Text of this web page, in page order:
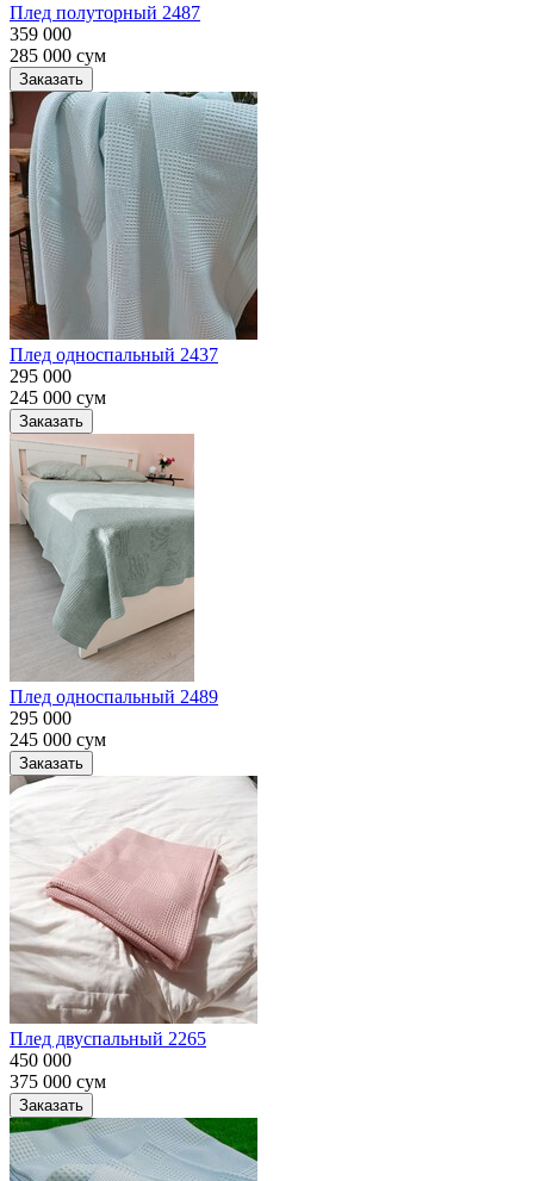
Плед полуторный 2487
359 000
285 000 сум
Заказать
Плед односпальный 2437
295 000
245 000 сум
Заказать
Плед односпальный 2489
295 000
245 000 сум
Заказать
Плед двуспальный 2265
450 000
375 000 сум
Заказать